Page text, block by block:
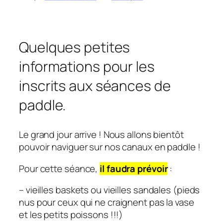
Quelques petites
informations pour les
inscrits aux séances de
paddle.
Le grand jour arrive ! Nous allons bientôt
pouvoir naviguer sur nos canaux en paddle !
Pour cette séance, il faudra prévoir:
– vieilles baskets ou vieilles sandales (pieds
nus pour ceux qui ne craignent pas la vase
et les petits poissons !!!)